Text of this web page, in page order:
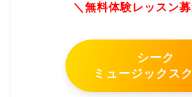
＼無料体験レッスン
シーク
ミュージックス